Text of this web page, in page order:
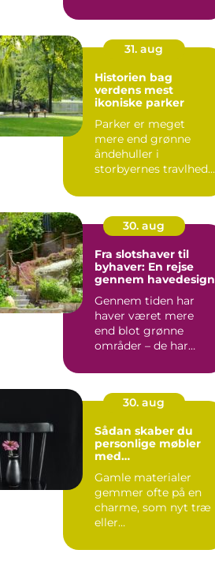
31. aug
Historien bag
verdens mest
ikoniske parker
Parker er meget
mere end grønne
åndehuller i
storbyernes travlhed –
30. aug
Fra slotshaver til
byhaver: En rejse
gennem havedesign
Gennem tiden har
haver været mere
end blot grønne
områder – de har
30. aug
Sådan skaber du
personlige møbler
med
Gamle materialer
gemmer ofte på en
charme, som nyt træ
eller
dele sj...